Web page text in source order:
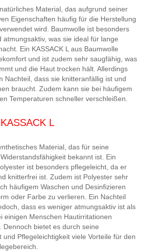
Material, das aufgrund seiner
Eigenschaften häufig für die Herstellung
wird. Baumwolle ist besonders
atmungsaktiv, was sie ideal für lange
Ein KASSACK L aus Baumwolle
und ist zudem sehr saugfähig, was
und die Haut trocken hält. Allerdings
Nachteil, dass sie knitteranfällig ist und
braucht. Zudem kann sie bei häufigem
Temperaturen schneller verschleißen.
L
Material, das für seine
bekannt ist. Ein
ist besonders pflegeleicht, da er
knitterfrei ist. Zudem ist Polyester sehr
häufigem Waschen und Desinfizieren
oder Farbe zu verlieren. Ein Nachteil
dass es weniger atmungsaktiv ist als
einigen Menschen Hautirritationen
Dennoch bietet es durch seine
und Pflegeleichtigkeit viele Vorteile für den